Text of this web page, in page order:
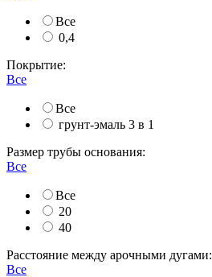
Все
0,4
Покрытие:
Все
Все
грунт-эмаль 3 в 1
Размер трубы основания:
Все
Все
20
40
Расстояние между арочными дугами:
Все